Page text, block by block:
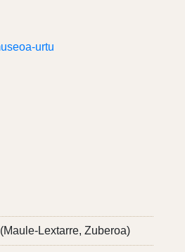
(Maule-Lextarre, Zuberoa)